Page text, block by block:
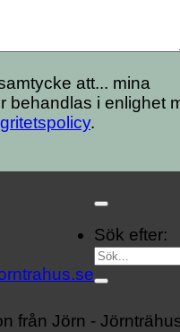
att... mina
behandlas i enlighet
.
Sök efter: